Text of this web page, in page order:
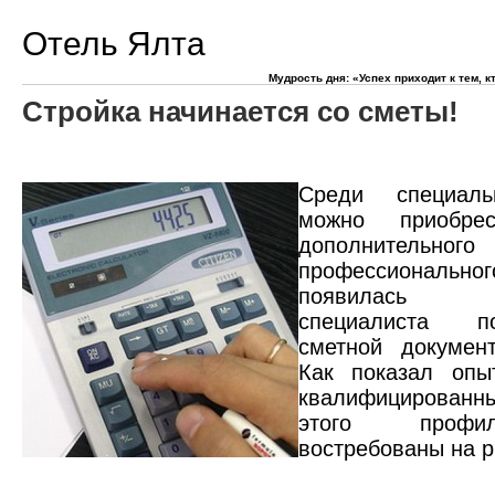
Отель Ялта
Мудрость дня: «Успех приходит к тем,
Стройка начинается со сметы!
Среди
можно
дополнительного
появилась
специалиста
сметной
Как показал
этого
востребованы на